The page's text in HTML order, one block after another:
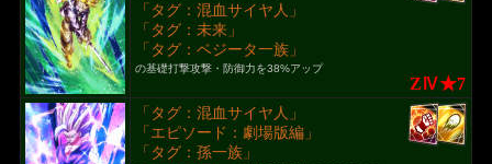
「タグ：混血サイヤ人」
「タグ：未来」
「タグ：ベジータ一族」
の基礎打撃攻撃・防御力を38%アップ
ZⅣ★7
「タグ：混血サイヤ人」
「エピソード：劇場版編」
「タグ：孫一族」